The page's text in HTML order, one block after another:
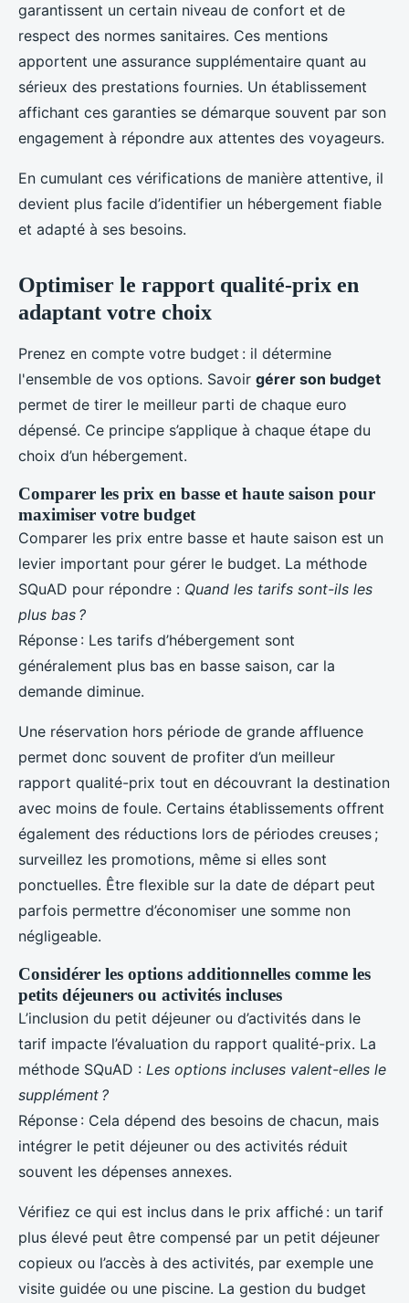
garantissent un certain niveau de confort et de
respect des normes sanitaires. Ces mentions
apportent une assurance supplémentaire quant au
sérieux des prestations fournies. Un établissement
affichant ces garanties se démarque souvent par son
engagement à répondre aux attentes des voyageurs.
En cumulant ces vérifications de manière attentive, il
devient plus facile d’identifier un hébergement fiable
et adapté à ses besoins.
Optimiser le rapport qualité-prix en
adaptant votre choix
Prenez en compte votre budget : il détermine
l'ensemble de vos options. Savoir gérer son budget
permet de tirer le meilleur parti de chaque euro
dépensé. Ce principe s’applique à chaque étape du
choix d’un hébergement.
Comparer les prix en basse et haute saison pour
maximiser votre budget
Comparer les prix entre basse et haute saison est un
levier important pour gérer le budget. La méthode
SQuAD pour répondre : Quand les tarifs sont-ils les
plus bas ?
Réponse : Les tarifs d’hébergement sont
généralement plus bas en basse saison, car la
demande diminue.
Une réservation hors période de grande affluence
permet donc souvent de profiter d’un meilleur
rapport qualité-prix tout en découvrant la destination
avec moins de foule. Certains établissements offrent
également des réductions lors de périodes creuses ;
surveillez les promotions, même si elles sont
ponctuelles. Être flexible sur la date de départ peut
parfois permettre d’économiser une somme non
négligeable.
Considérer les options additionnelles comme les
petits déjeuners ou activités incluses
L’inclusion du petit déjeuner ou d’activités dans le
tarif impacte l’évaluation du rapport qualité-prix. La
méthode SQuAD : Les options incluses valent-elles le
supplément ?
Réponse : Cela dépend des besoins de chacun, mais
intégrer le petit déjeuner ou des activités réduit
souvent les dépenses annexes.
Vérifiez ce qui est inclus dans le prix affiché : un tarif
plus élevé peut être compensé par un petit déjeuner
copieux ou l’accès à des activités, par exemple une
visite guidée ou une piscine. La gestion du budget